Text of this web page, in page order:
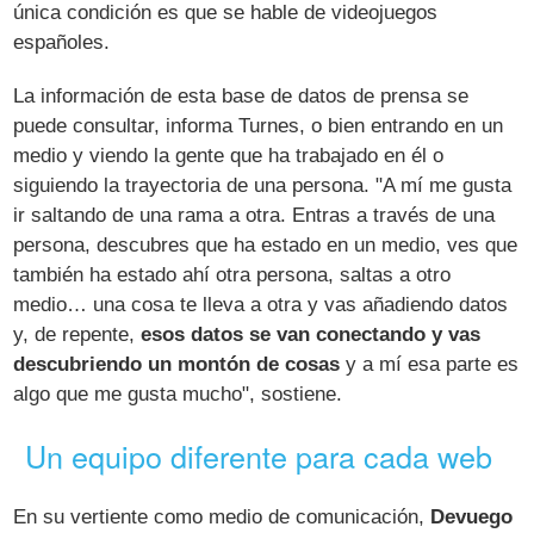
única condición es que se hable de videojuegos
españoles.
La información de esta base de datos de prensa se
puede consultar, informa Turnes, o bien entrando en un
medio y viendo la gente que ha trabajado en él o
siguiendo la trayectoria de una persona. "A mí me gusta
ir saltando de una rama a otra. Entras a través de una
persona, descubres que ha estado en un medio, ves que
también ha estado ahí otra persona, saltas a otro
medio… una cosa te lleva a otra y vas añadiendo datos
y, de repente, esos datos se van conectando y vas
descubriendo un montón de cosasy a mí esa parte es
algo que me gusta mucho", sostiene.
Un equipo diferente para cada web
En su vertiente como medio de comunicación, Devuego